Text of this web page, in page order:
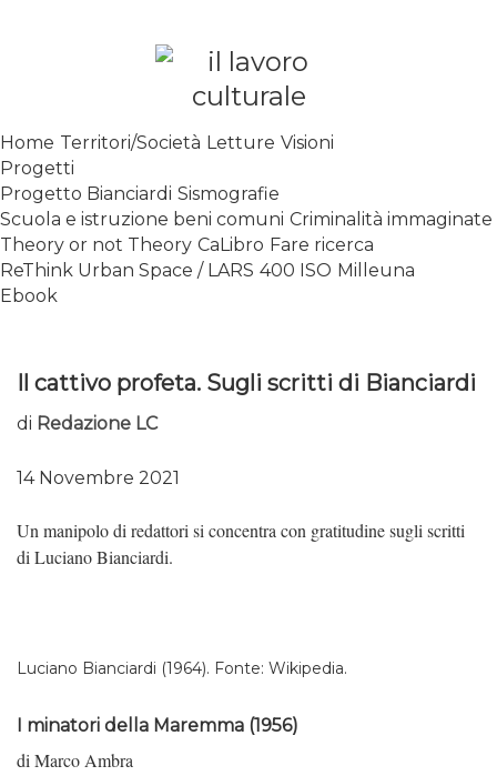
SPALANCARE LE FINESTRE DEI
CONTEMPORANEO
Home Territori/Società Letture Visioni
Progetti
Progetto Bianciardi Sismografie
Scuola e istruzione beni comuni Criminalità immaginate
Theory or not Theory CaLibro Fare ricerca
ReThink Urban Space / LARS 400 ISO Milleuna
Ebook
Il cattivo profeta. Sugli scritti di Bianciardi
di Redazione LC
14 Novembre 2021
Un manipolo di redattori si concentra con gratitudine sugli scritti
di Luciano Bianciardi.
Luciano Bianciardi (1964). Fonte: Wikipedia.
I minatori della Maremma (1956)
di Marco Ambra